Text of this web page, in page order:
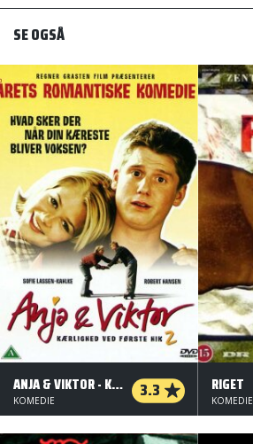
SE OGSÅ
ANJA & VIKTOR - KÆRLIGHED VED FØRSTE HIK 2 3.3
KOMEDIE
RIGET
KOMEDIE